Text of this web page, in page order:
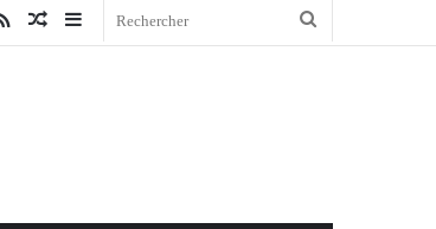
Sidebar
Article
RSS